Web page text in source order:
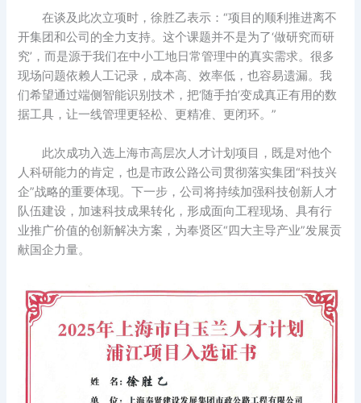
在谈及此次立项时，徐胜乙表示：“项目的顺利推进离不
开集团和公司的全力支持。这个课题并不是为了‘做研究而研
究’，而是源于我们在中小工地日常管理中的真实需求。很多
现场问题依赖人工记录，成本高、效率低，也容易遗漏。我
们希望通过端侧智能识别技术，把‘随手拍’变成真正有用的数
据工具，让一线管理更轻松、更精准、更闭环。”
此次成功入选上海市高层次人才计划项目，既是对他个
人科研能力的肯定，也是市政公路公司贯彻落实集团“科技兴
企”战略的重要体现。下一步，公司将持续加强科技创新人才
队伍建设，加速科技成果转化，形成面向工程现场、具有行
业推广价值的创新解决方案，为奉贤区“四大主导产业”发展贡
献国企力量。